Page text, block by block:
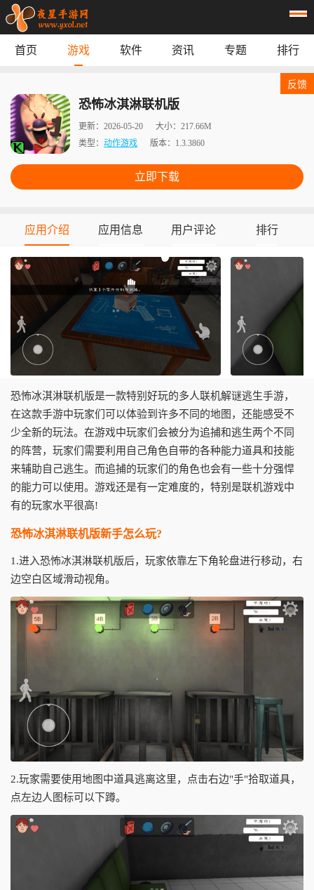
专题 榜单
首页 游戏 软件 资讯 专题 排行
恐怖冰淇淋联机版
更新： 2026-05-20 大小： 217.66M
类型： 动作游戏 版本： 1.3.3860
立即下载
反馈
应用介绍 应用信息 用户评论 排行
恐怖冰淇淋联机版是一款特别好玩的多人联机解谜逃生手游，
在这款手游中玩家们可以体验到许多不同的地图，还能感受不
少全新的玩法。在游戏中玩家们会被分为追捕和逃生两个不同
的阵营，玩家们需要利用自己角色自带的各种能力道具和技能
来辅助自己逃生。而追捕的玩家们的角色也会有一些十分强悍
的能力可以使用。游戏还是有一定难度的，特别是联机游戏中
有的玩家水平很高!
恐怖冰淇淋联机版新手怎么玩?
1.进入恐怖冰淇淋联机版后，玩家依靠左下角轮盘进行移动，右
边空白区域滑动视角。
2.玩家需要使用地图中道具逃离这里，点击右边"手"拾取道具，
点左边人图标可以下蹲。